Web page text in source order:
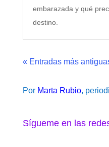
embarazada y qué
destino.
« Entradas más
Por Marta Rubio,
Sígueme en las